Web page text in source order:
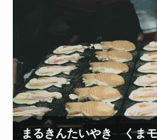
まるきんたいやき くま